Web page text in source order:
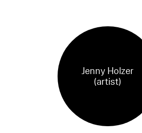
Jenny Holzer
(artist)